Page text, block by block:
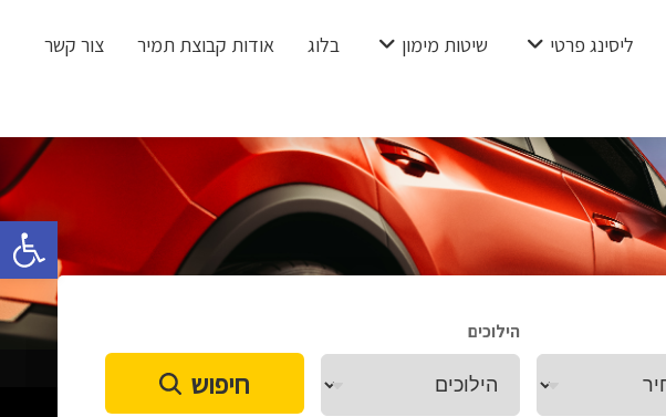
ליסינג פרטי שיטות מימון בלוג אודות קבוצת תמיר צור קשר
הילוכים
חיפוש